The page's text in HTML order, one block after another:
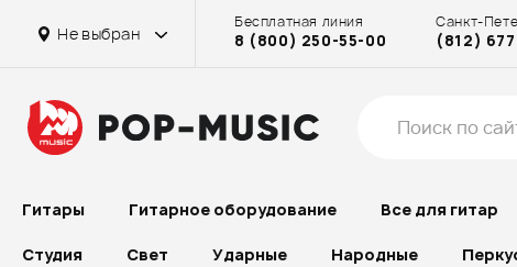
Не выбран
Бесплатная линия
8 (800) 250-55-00
Санкт-
(812)
Гитары Гитарное оборудование Все для гитар
Студия Свет Ударные Народные